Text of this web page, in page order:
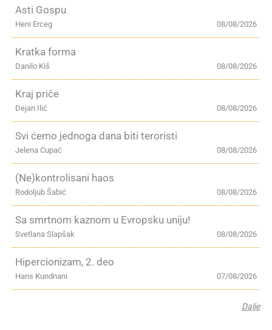
Asti Gospu
08/08/2026
Heni Erceg
Kratka forma
08/08/2026
Danilo Kiš
Kraj priče
08/08/2026
Dejan Ilić
Svi ćemo jednoga dana biti teroristi
08/08/2026
Jelena Cupać
(Ne)kontrolisani haos
08/08/2026
Rodoljub Šabić
Sa smrtnom kaznom u Evropsku uniju!
08/08/2026
Svetlana Slapšak
Hipercionizam, 2. deo
07/08/2026
Hans Kundnani
Dalje